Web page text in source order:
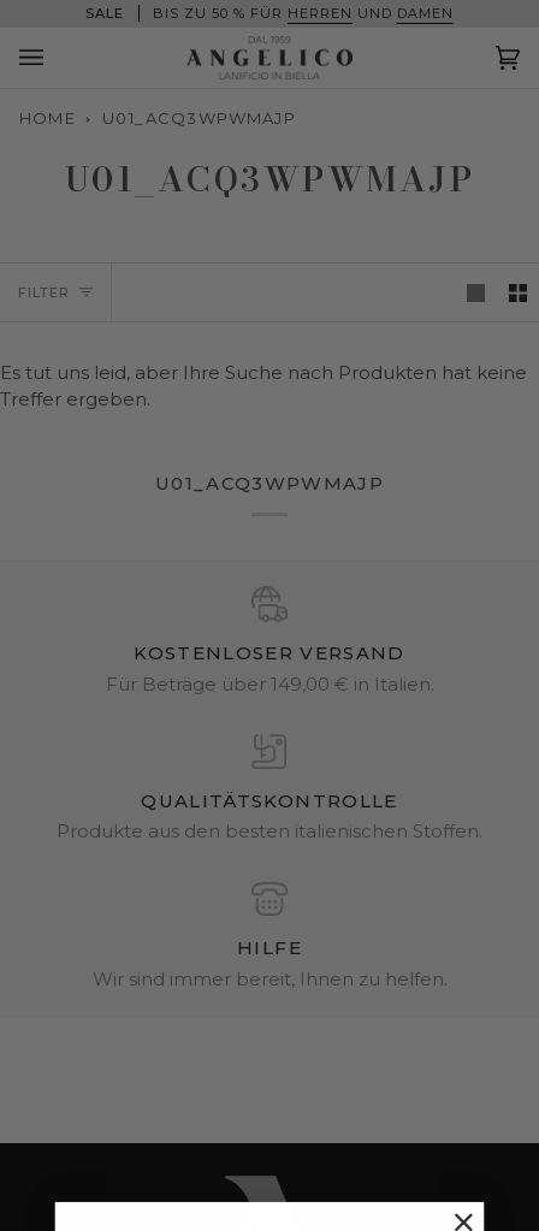
Inhalt
SALE BIS ZU 50 % FÜR HERREN UND DAMEN
HOME U01_ACQ3WPWMAJP
U01_ACQ3WPWMAJP
FILTER
Es tut uns leid, aber Ihre Suche nach Produkten hat keine
Treffer ergeben.
U01_ACQ3WPWMAJP
KOSTENLOSER VERSAND
Für Beträge über 149,00 € in Italien.
QUALITÄTSKONTROLLE
Produkte aus den besten italienischen Stoffen.
HILFE
Wir sind immer bereit, Ihnen zu helfen.